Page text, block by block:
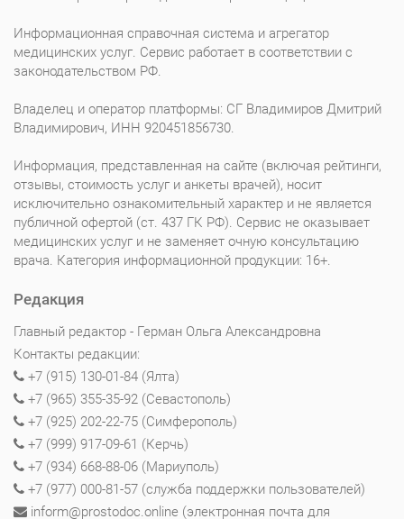
Информационная справочная система и агрегатор
медицинских услуг. Сервис работает в соответствии с
законодательством РФ.
Владелец и оператор платформы: СГ Владимиров Дмитрий
Владимирович, ИНН 920451856730.
Информация, представленная на сайте (включая рейтинги,
отзывы, стоимость услуг и анкеты врачей), носит
исключительно ознакомительный характер и не является
публичной офертой (ст. 437 ГК РФ). Сервис не оказывает
медицинских услуг и не заменяет очную консультацию
врача. Категория информационной продукции: 16+.
Редакция
Главный редактор - Герман Ольга Александровна
Контакты редакции:
+7 (915) 130-01-84 (Ялта)
+7 (965) 355-35-92 (Севастополь)
+7 (925) 202-22-75 (Симферополь)
+7 (999) 917-09-61 (Керчь)
+7 (934) 668-88-06 (Мариуполь)
+7 (977) 000-81-57 (служба поддержки пользователей)
inform@prostodoc.online (электронная почта для